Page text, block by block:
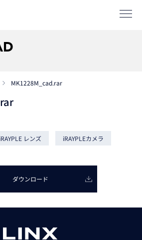
EN
MK1228M_cad.rar
iRAYPLE レンズ iRAYPLEカメラ
ダウンロード